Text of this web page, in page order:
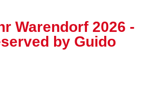
Warendorf 2026 -
by Guido